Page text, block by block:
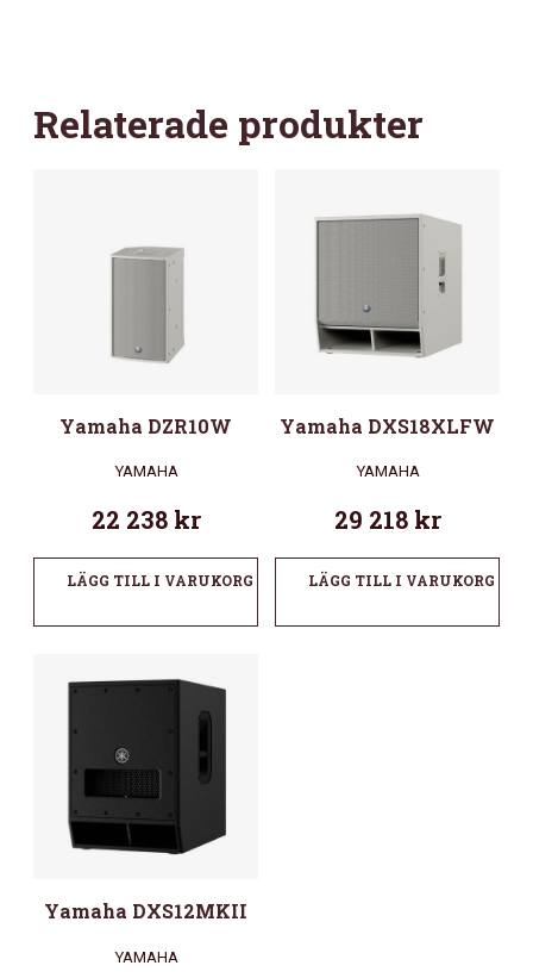
Relaterade produkter
Yamaha DZR10W
YAMAHA
22 238 kr
LÄGG TILL I VARUKORG
Yamaha DXS18XLFW
YAMAHA
29 218 kr
LÄGG TILL I VARUKORG
Yamaha DXS12MKII
YAMAHA